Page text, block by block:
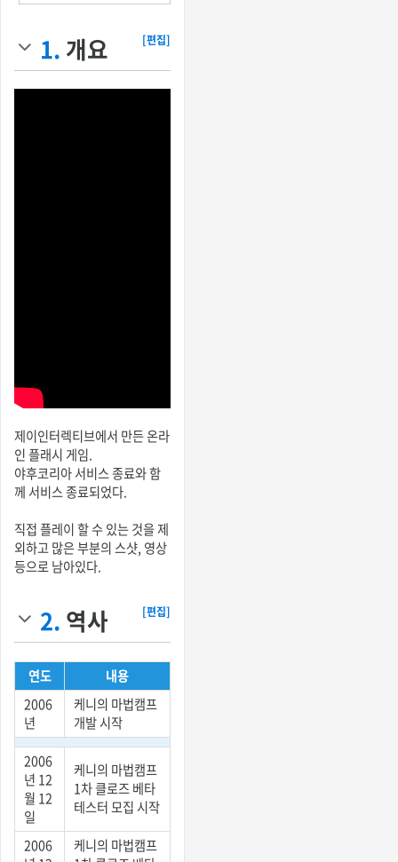
1. 개요 [편집]
제이인터렉티브에서 만든 온라
인 플래시 게임.
야후코리아 서비스 종료와 함
께 서비스 종료되었다.
직접 플레이 할 수 있는 것을 제
외하고 많은 부분의 스샷, 영상
등으로 남아있다.
2. 역사 [편집]
연도
내용
2006
년
케니의 마법캠프
개발 시작
2006
년 12
월 12
일
케니의 마법캠프
1차 클로즈 베타
테스터 모집 시작
2006
케니의 마법캠프